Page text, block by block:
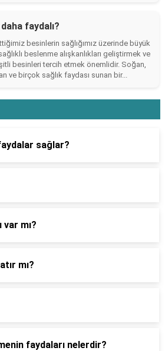
faydalı?
besinlerin sağlığımız üzerinde büyük
beslenme alışkanlıkları geliştirmek ve
besinleri tercih etmek önemlidir. Soğan,
ve birçok sağlık faydası sunan bir...
sağlar?
mı?
mı?
faydaları nelerdir?